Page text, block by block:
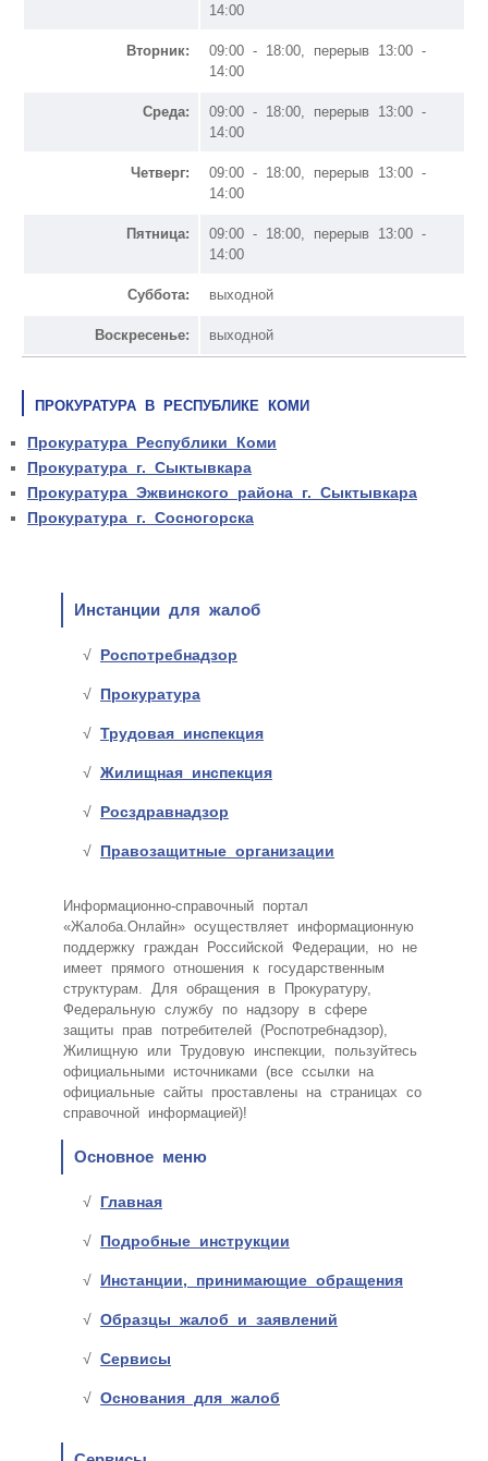
14:00
Вторник:
09:00 - 18:00, перерыв 13:00 -
14:00
Среда:
09:00 - 18:00, перерыв 13:00 -
14:00
Четверг:
09:00 - 18:00, перерыв 13:00 -
14:00
Пятница:
09:00 - 18:00, перерыв 13:00 -
14:00
Суббота: выходной
Воскресенье: выходной
ПРОКУРАТУРА В РЕСПУБЛИКЕ КОМИ
Прокуратура Республики Коми
Прокуратура г. Сыктывкара
Прокуратура Эжвинского района г. Сыктывкара
Прокуратура г. Сосногорска
Инстанции для жалоб
Роспотребнадзор
Прокуратура
Трудовая инспекция
Жилищная инспекция
Росздравнадзор
Правозащитные организации
Информационно-справочный портал
«Жалоба.Онлайн» осуществляет информационную
поддержку граждан Российской Федерации, но не
имеет прямого отношения к государственным
структурам. Для обращения в Прокуратуру,
Федеральную службу по надзору в сфере
защиты прав потребителей (Роспотребнадзор),
Жилищную или Трудовую инспекции, пользуйтесь
официальными источниками (все ссылки на
официальные сайты проставлены на страницах со
справочной информацией)!
Основное меню
Главная
Подробные инструкции
Инстанции, принимающие обращения
Образцы жалоб и заявлений
Сервисы
Основания для жалоб